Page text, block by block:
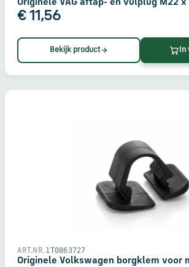
Originele VAG aftap- en vulplug M22 x
€ 11,56
Bekijk product
ART.NR.1T0863727
Originele Volkswagen borgklem voor